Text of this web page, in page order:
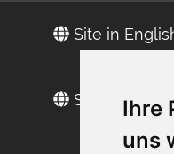
Ihre
uns
Site in
Site en